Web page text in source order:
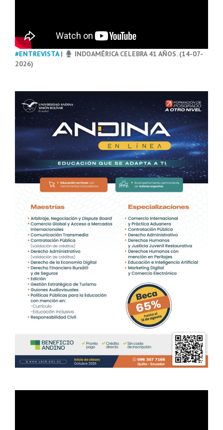
#ENTREVISTA|
INDOAMÉRICA CELEBRA 41 AÑOS. (14-07-
2026)